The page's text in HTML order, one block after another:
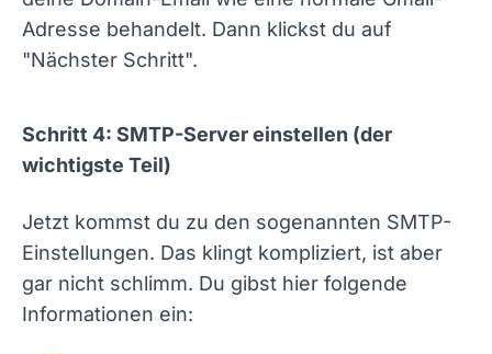
Adresse behandelt. Dann klickst du auf
"Nächster Schritt".
Schritt 4: SMTP-Server einstellen (der
wichtigste Teil)
Jetzt kommst du zu den sogenannten SMTP-
Einstellungen. Das klingt kompliziert, ist aber
gar nicht schlimm. Du gibst hier folgende
Informationen ein: